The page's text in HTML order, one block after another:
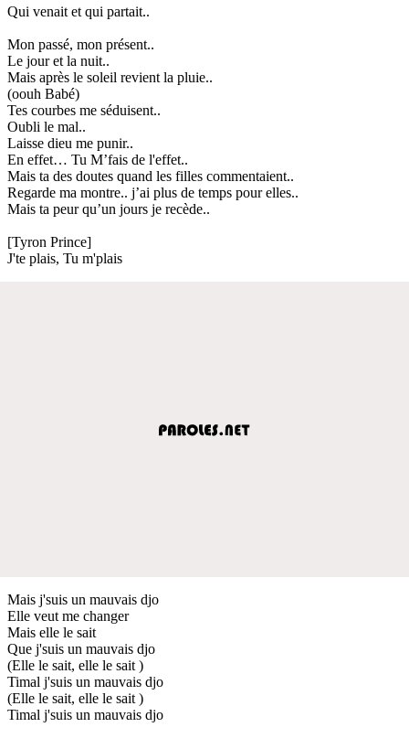
Qui venait et qui partait..
Mon passé, mon présent..
Le jour et la nuit..
Mais après le soleil revient la pluie..
(oouh Babé)
Tes courbes me séduisent..
Oubli le mal..
Laisse dieu me punir..
En effet… Tu M’fais de l'effet..
Mais ta des doutes quand les filles commentaient..
Regarde ma montre.. j’ai plus de temps pour elles..
Mais ta peur qu’un jours je recède..
[Tyron Prince]
J'te plais, Tu m'plais
Mais j'suis un mauvais djo
Elle veut me changer
Mais elle le sait
Que j'suis un mauvais djo
(Elle le sait, elle le sait )
Timal j'suis un mauvais djo
(Elle le sait, elle le sait )
Timal j'suis un mauvais djo